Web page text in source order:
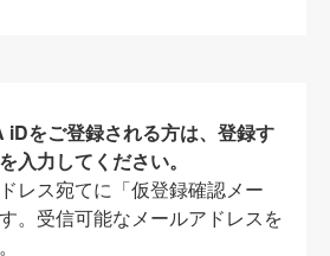
iDをご登録される方は、登録す
入力してください。
レス宛てに「仮登録確認メー
。受信可能なメールアドレスを